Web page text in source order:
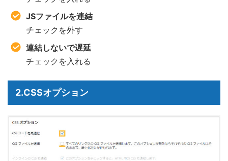
JSファイルを連結
チェックを外す
連結しないで遅延
チェックを入れる
2.CSSオプション